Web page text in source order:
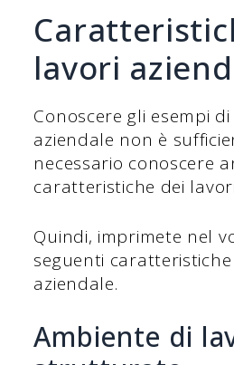
lavori
Conoscere gli esempi
aziendale non è
necessario conoscere
caratteristiche dei
Quindi, imprimete nel
seguenti
aziendale.
Ambiente di